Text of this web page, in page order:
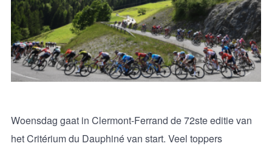
Woensdag gaat in Clermont-Ferrand de 72ste editie van
het Critérium du Dauphiné van start. Veel toppers